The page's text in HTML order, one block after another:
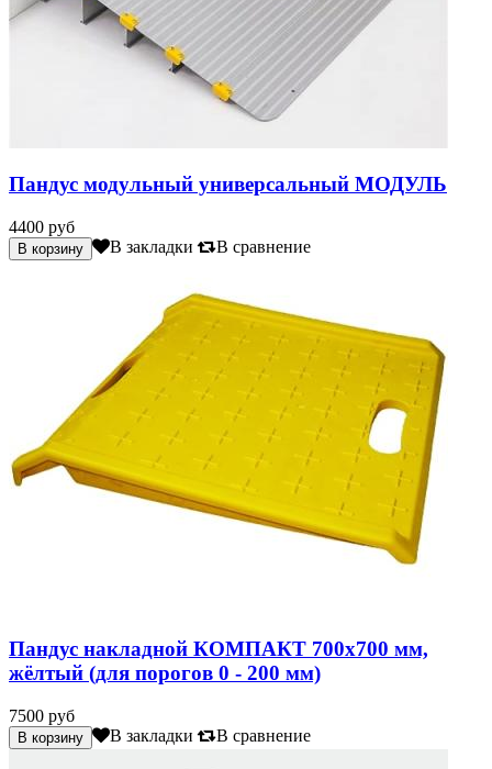
Пандус модульный универсальный МОДУЛЬ
4400 руб
В закладки В сравнение
Пандус накладной КОМПАКТ 700х700 мм,
жёлтый (для порогов 0 - 200 мм)
7500 руб
В закладки В сравнение